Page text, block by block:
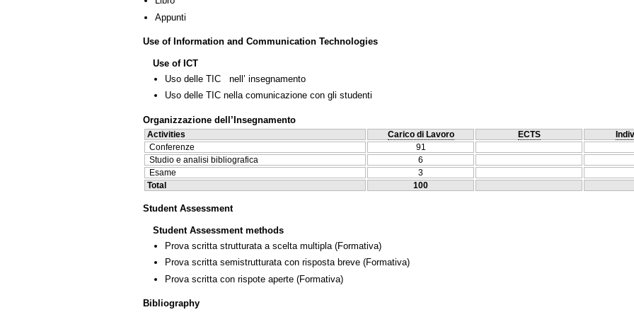
Appunti
Use of Information and Communication Technologies
Use of ICT
Uso delle TIC nell’ insegnamento
Uso delle TIC nella comunicazione con gli studenti
Organizzazione dell’Insegnamento
Activities Carico di Lavoro ECTS
Conferenze
91
Studio e analisi bibliografica
6
Esame
3
Total
100
Student Assessment
Student Assessment methods
Prova scritta strutturata a scelta multipla (Formativa)
Prova scritta semistrutturata con risposta breve (Formativa)
Prova scritta con rispote aperte (Formativa)
Bibliography